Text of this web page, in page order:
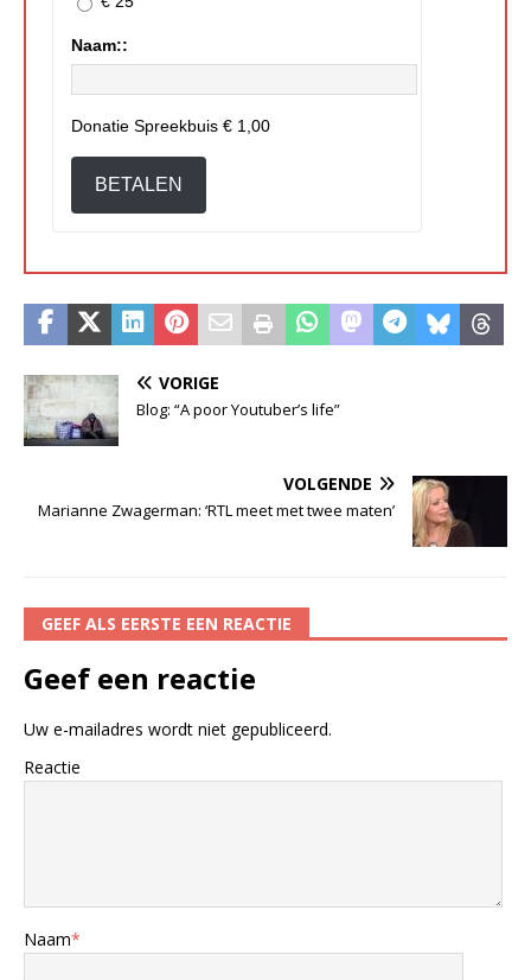
Naam::
Donatie Spreekbuis € 1,00
BETALEN
VORIGE
Blog: “A poor Youtuber’s life”
VOLGENDE
Marianne Zwagerman: ‘RTL meet met twee maten’
GEEF ALS EERSTE EEN REACTIE
Geef een reactie
Uw e-mailadres wordt niet gepubliceerd.
Reactie
Naam*